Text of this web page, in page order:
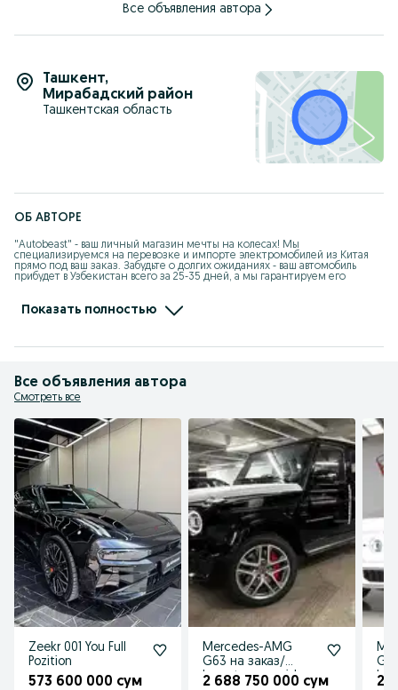
Все объявления автора
Ташкент,
Мирабадский район
Ташкентская область
ОБ АВТОРЕ
"Autobeast" - ваш личный магазин мечты на колесах! Мы
специализируемся на перевозке и импорте электромобилей из Китая
прямо под ваш заказ. Забудьте о долгих ожиданиях - ваш автомобиль
прибудет в Узбекистан всего за 25-35 дней, а мы гарантируем его
всего в 10-дневной дороге от Ташкента, так что вы можете быстро
получить всю необходимую информацию и оформить заказ на свой
Показать полностью
Все объявления автора
Смотреть все
Zeekr 001 You Full
Pozition
573 600 000 сум
Mercedes-AMG
G63 на заказ/
buyurtma asosida
2 688 750 000 сум 2